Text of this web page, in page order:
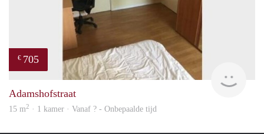
€ 705
Adamshofstraat
15 m2 · 1 kamer · Vanaf ? - Onbepaalde tijd